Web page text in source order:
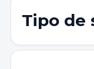
Tipo de